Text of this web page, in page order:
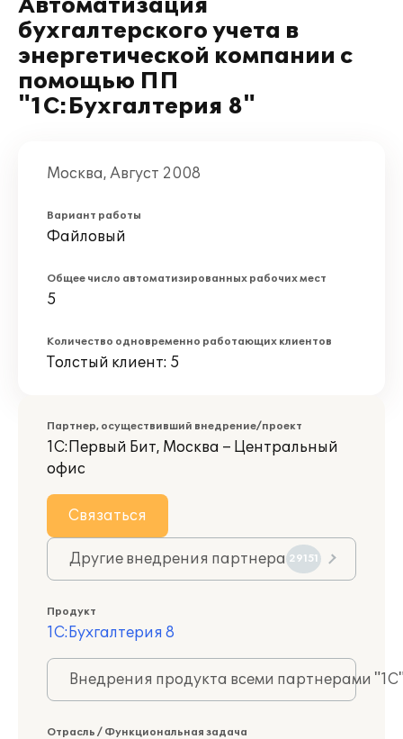
Автоматизация
бухгалтерского учета в
энергетической компании с
помощью ПП
"1С:Бухгалтерия 8"
Москва, Август 2008
Вариант работы
Файловый
Общее число автоматизированных рабочих мест
5
Количество одновременно работающих клиентов
Толстый клиент: 5
Партнер, осуществивший внедрение/проект
1С:Первый Бит, Москва – Центральный
офис
Связаться
Другие внедрения партнера 29151
Продукт
1С:Бухгалтерия 8
Внедрения продукта всеми партнерами
Отрасль / Функциональная задача